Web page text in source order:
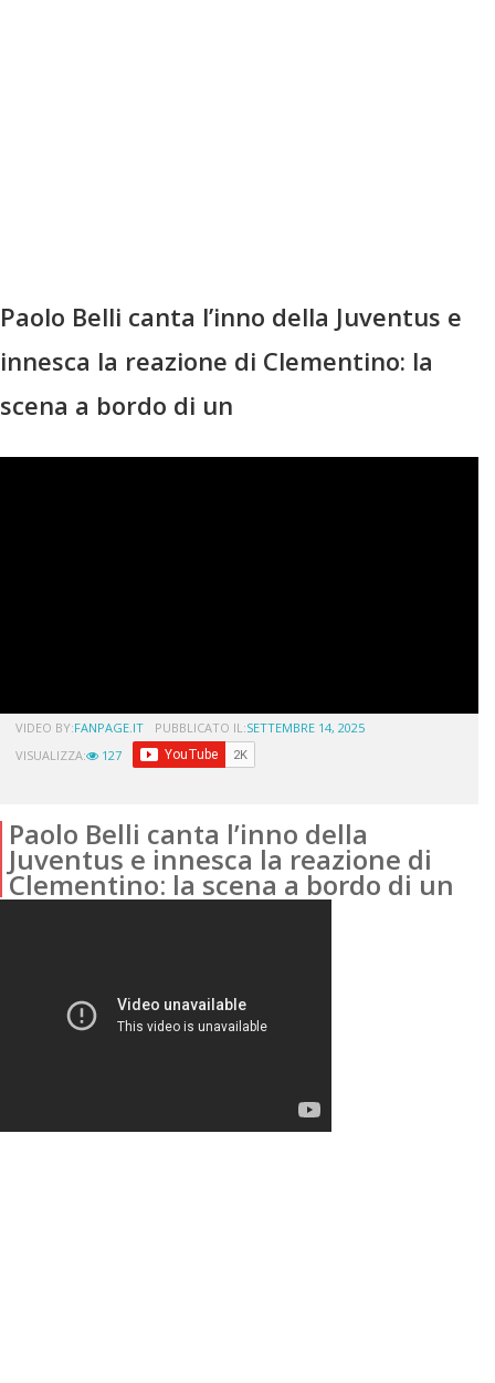
Paolo Belli canta l’inno della Juventus e
innesca la reazione di Clementino: la
scena a bordo di un
VIDEO BY:FANPAGE.IT PUBBLICATO IL:SETTEMBRE 14, 2025
VISUALIZZA:
127
Paolo Belli canta l’inno della
Juventus e innesca la reazione di
Clementino: la scena a bordo di un